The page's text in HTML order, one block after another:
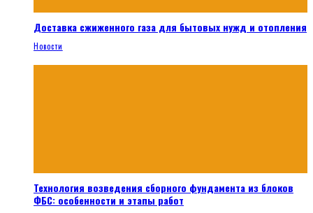
Доставка сжиженного газа для бытовых нужд и отопления
Новости
Технология возведения сборного фундамента из блоков
ФБС: особенности и этапы работ